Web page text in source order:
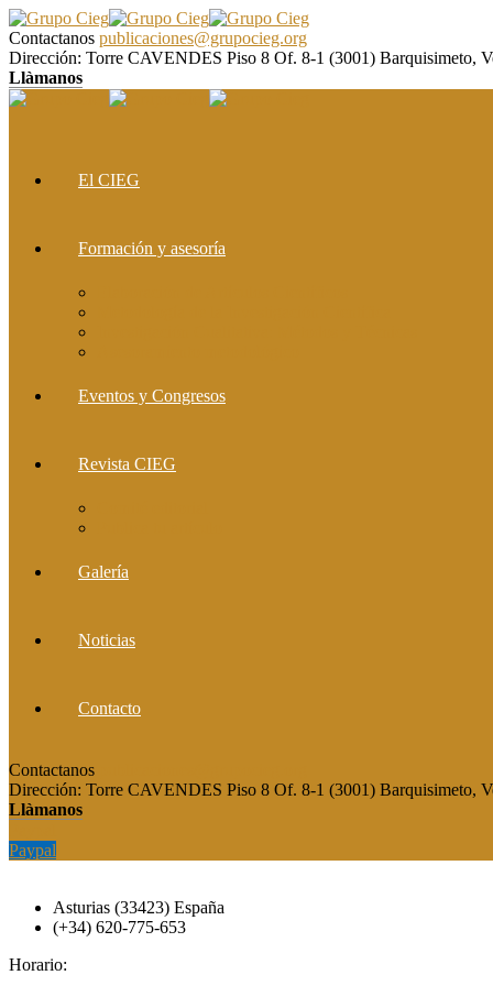
Contactanos publicaciones@grupocieg.org
Dirección: Torre CAVENDES Piso 8 Of. 8-1 (3001) Barquisimeto,
Llàmanos
El CIEG
Formación y asesoría
Eventos y Congresos
Revista CIEG
Galería
Noticias
Contacto
Contactanos
Dirección: Torre CAVENDES Piso 8 Of. 8-1 (3001) Barquisimeto,
Llàmanos
Paypal
Asturias (33423) España
(+34) 620-775-653
Horario: